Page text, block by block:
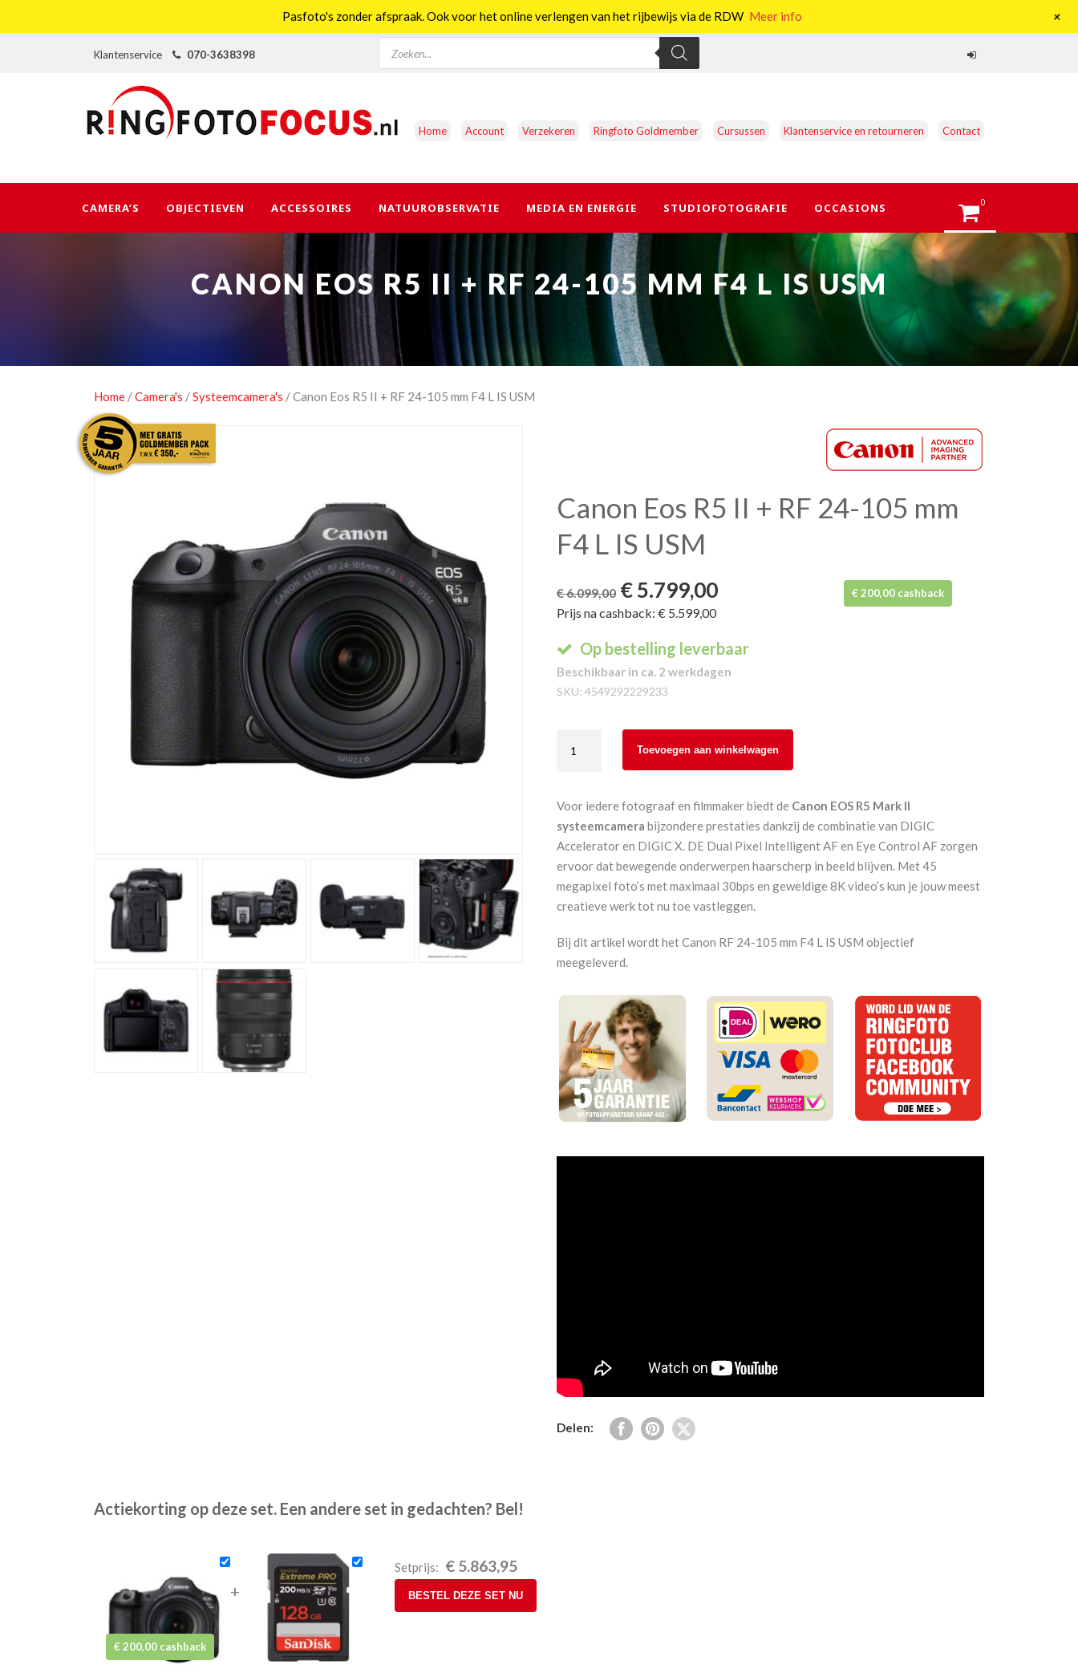
Klantenservice 070-3638398
Producten
zoeken
Home Account Verzekeren Ringfoto Goldmember Cursussen Klantenservice en retourneren Contact
CAMERA’S OBJECTIEVEN ACCESSOIRES NATUUROBSERVATIE MEDIA EN ENERGIE STUDIOFOTOGRAFIE OCCASIONS 0
CANON EOS R5 II + RF 24-105 MM F4 L IS USM
Home /Camera's /Systeemcamera's / Canon Eos R5 II + RF 24-105 mm F4 L IS USM
Canon Eos R5 II + RF 24-105 mm
F4 L IS USM
€ 200,00 cashback
€6.099,00 Oorspronkelijke
prijs
was:
€ 6.099,00.
€5.799,00Huidige
is:
Prijs na cashback: € 5.599,00
Op bestelling leverbaar
Beschikbaar in ca. 2 werkdagen
SKU:4549292229233
Eos
II
RF
L
IS
aantal
Toevoegen aan winkelwagen
Voor iedere fotograaf en filmmaker biedt de Canon EOS R5 Mark II
systeemcamera bijzondere prestaties dankzij de combinatie van DIGIC
Accelerator en DIGIC X. DE Dual Pixel Intelligent AF en Eye Control AF zorgen
ervoor dat bewegende onderwerpen haarscherp in beeld blijven. Met 45
megapixel foto’s met maximaal 30bps en geweldige 8K video’s kun je jouw meest
creatieve werk tot nu toe vastleggen.
Bij dit artikel wordt het Canon RF 24-105 mm F4 L IS USM objectief
meegeleverd.
Delen:
Actiekorting op deze set. Een andere set in gedachten? Bel!
€ 200,00 cashback
+
Setprijs: € 5.863,95
BESTEL DEZE SET NU
Pasfoto's zonder afspraak. Ook voor het online verlengen van het rijbewijs via de RDW Meer info +